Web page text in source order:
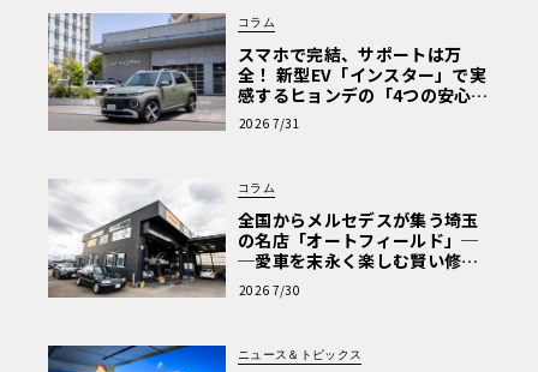
コラム
スマホで完結、サポートは万
全！ 新型EV「インスター」で実
感するヒョンデの「4つの安心」
【第1回・ヒョンデ6つの疑問：
Why? Hyundai?】〈PR〉
2026 7/31
コラム
全国からメルセデスが集う埼玉
の名店「オートフィールド」─
─愛車を末永く楽しむ賢い修理
術と、プロがフックス製オイル
を選ぶ理由〈PR〉
2026 7/30
ニュース＆トピックス